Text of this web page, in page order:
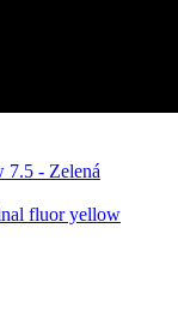
7.5 - Zelená
fluor yellow